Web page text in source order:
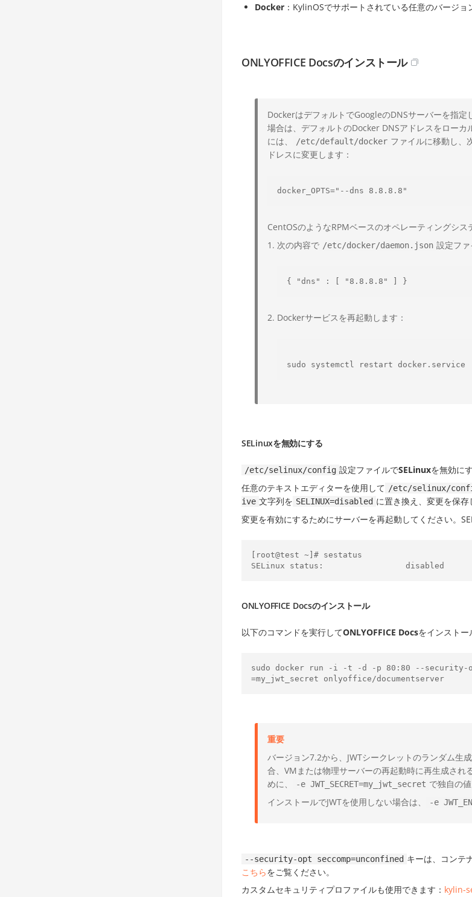
Docker ：KylinOSでサポートされている任意のバージョ
ONLYOFFICE Docsのインストール
DockerはデフォルトでGoogleのDNSサーバーを指定
場合は、デフォルトのDocker DNSアドレスをロー
には、
/etc/default/docker ファイルに移動し、
ドレスに変更します：
CentOSのようなRPMベースのオペレーティングシス
次の内容で /etc/docker/daemon.json 設定ファ
Dockerサービスを再起動します：
SELinuxを無効にする
/etc/selinux/config 設定ファイルでSELinuxを無効に
任意のテキストエディターを使用して /etc/selinux/
ive 文字列を SELINUX=disabled に置き換え、変更を保存
変更を有効にするためにサーバーを再起動してください。
[root@test ~]# sestatus
ONLYOFFICE Docsのインストール
以下のコマンドを実行してONLYOFFICE Docsをインストー
sudo docker run -i -t -d -p 80:80 --security-opt
重要
バージョン7.2から、JWTシークレットのランダム生
合、VMまたは物理サーバーの再起動時に再生成さ
めに、
-e JWT_SECRET=my_jwt_secret で独自の
インストールでJWTを使用しない場合は、
-e
--security-opt seccomp=unconfined キーは、コンテ
こちらをご覧ください。
カスタムセキュリティプロファイルも使用できます： kylin-